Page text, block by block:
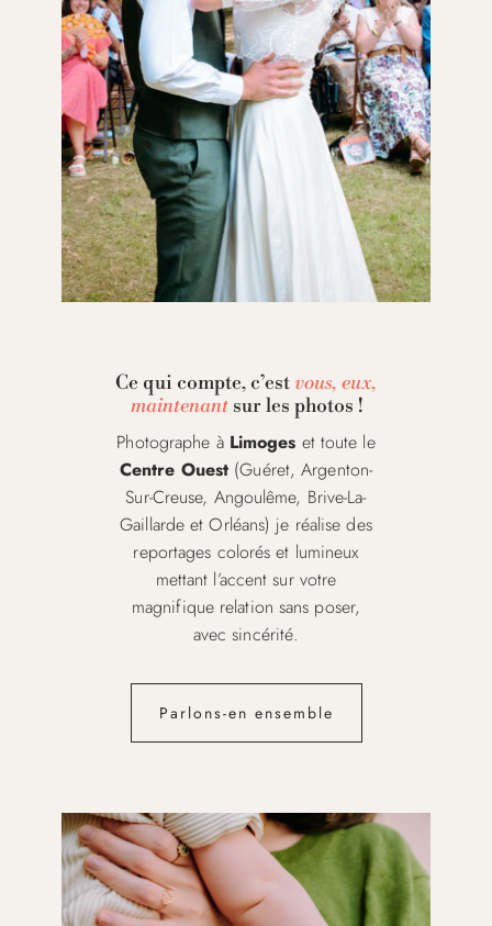
Ce qui compte, c’estvous, eux,
maintenantsur les photos !
Photographe à Limoges et toute le
Centre Ouest (Guéret, Argenton-
Sur-Creuse, Angoulême, Brive-La-
Gaillarde et Orléans) je réalise des
reportages colorés et lumineux
mettant l’accent sur votre
magnifique relation sans poser,
avec sincérité.
Parlons-en ensemble